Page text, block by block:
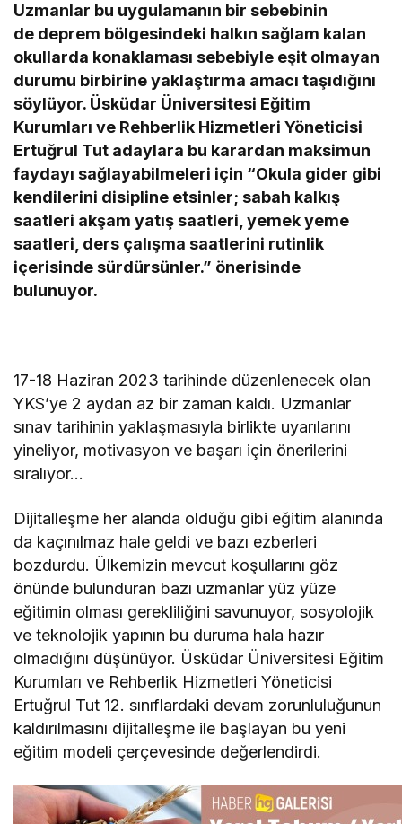
Uzmanlar bu uygulamanın bir sebebinin
de deprem bölgesindeki halkın sağlam kalan
okullarda konaklaması sebebiyle eşit olmayan
durumu birbirine yaklaştırma amacı taşıdığını
söylüyor. Üsküdar Üniversitesi Eğitim
Kurumları ve Rehberlik Hizmetleri Yöneticisi
Ertuğrul Tut adaylara bu karardan maksimun
faydayı sağlayabilmeleri için “Okula gider gibi
kendilerini disipline etsinler; sabah kalkış
saatleri akşam yatış saatleri, yemek yeme
saatleri, ders çalışma saatlerini rutinlik
içerisinde sürdürsünler.” önerisinde
bulunuyor.
17-18 Haziran 2023 tarihinde düzenlenecek olan
YKS’ye 2 aydan az bir zaman kaldı. Uzmanlar
sınav tarihinin yaklaşmasıyla birlikte uyarılarını
yineliyor, motivasyon ve başarı için önerilerini
sıralıyor…
Dijitalleşme her alanda olduğu gibi eğitim alanında
da kaçınılmaz hale geldi ve bazı ezberleri
bozdurdu. Ülkemizin mevcut koşullarını göz
önünde bulunduran bazı uzmanlar yüz yüze
eğitimin olması gerekliliğini savunuyor, sosyolojik
ve teknolojik yapının bu duruma hala hazır
olmadığını düşünüyor. Üsküdar Üniversitesi Eğitim
Kurumları ve Rehberlik Hizmetleri Yöneticisi
Ertuğrul Tut 12. sınıflardaki devam zorunluluğunun
kaldırılmasını dijitalleşme ile başlayan bu yeni
eğitim modeli çerçevesinde değerlendirdi.